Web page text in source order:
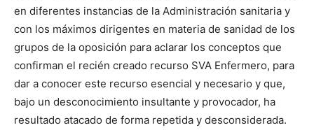
en diferentes instancias de la Administración sanitaria y
con los máximos dirigentes en materia de sanidad de los
grupos de la oposición para aclarar los conceptos que
confirman el recién creado recurso SVA Enfermero, para
dar a conocer este recurso esencial y necesario y que,
bajo un desconocimiento insultante y provocador, ha
resultado atacado de forma repetida y desconsiderada.